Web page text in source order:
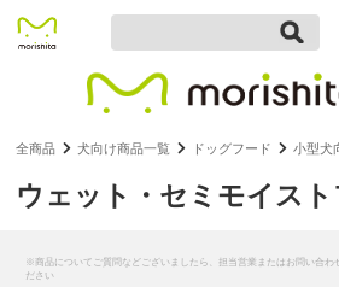
全商品 犬向け商品一覧 ドッグフード 小型犬
ウェット・セミモイスト